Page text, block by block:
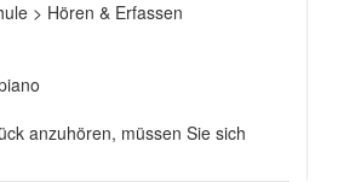
> Hören & Erfassen
anzuhören, müssen Sie sich